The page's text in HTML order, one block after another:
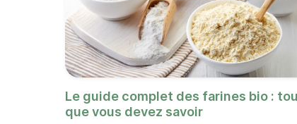
Le guide complet des farines bio :
que vous devez savoir